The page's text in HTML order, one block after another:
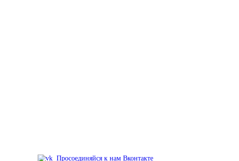
Просоединяйся к нам Вконтакте